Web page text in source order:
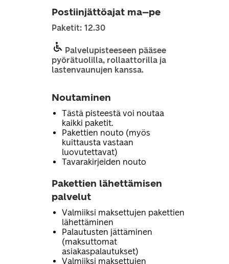
Postiinjättöajat ma–pe
Paketit: 12.30
Palvelupisteeseen pääsee
pyörätuolilla, rollaattorilla ja
lastenvaunujen kanssa.
Noutaminen
Tästä pisteestä voi noutaa
kaikki paketit.
Pakettien nouto (myös
kuittausta vastaan
luovutettavat)
Tavarakirjeiden nouto
Pakettien lähettämisen
palvelut
Valmiiksi maksettujen pakettien
lähettäminen
Palautusten jättäminen
(maksuttomat
asiakaspalautukset)
Valmiiksi maksettujen